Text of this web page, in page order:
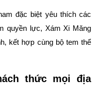
đặc biệt yêu thích các
quyền lực, Xám Xi Măng
kết hợp cùng bộ tem thể
thức mọi địa